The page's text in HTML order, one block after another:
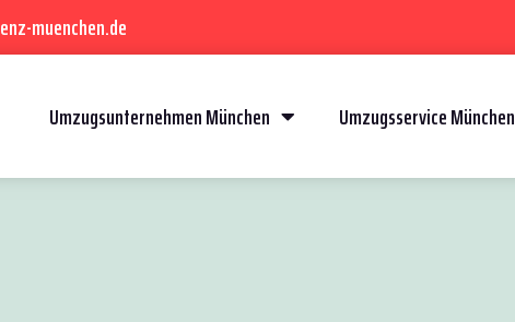
muenchen.de
Umzugsunternehmen München Umzugsservice München